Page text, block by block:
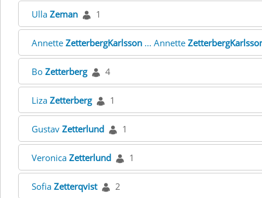
Ulla Zeman 1
Annette ZetterbergKarlsson ... Annette
Bo Zetterberg 4
Liza Zetterberg 1
Gustav Zetterlund 1
Veronica Zetterlund 1
Sofia Zetterqvist 2